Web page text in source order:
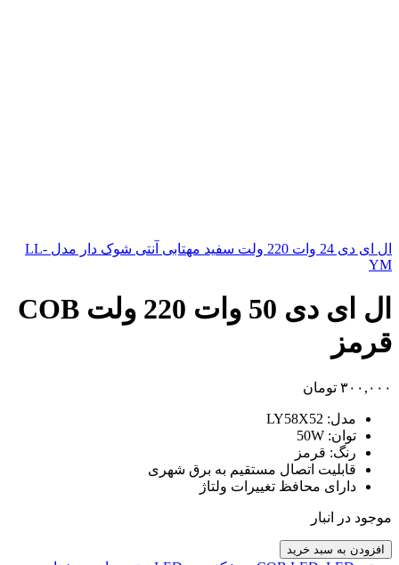
ال ای دی 24 وات 220 ولت سفید مهتابی آنتی شوک دار مدل LL-
YM
ال ای دی 50 وات 220 ولت COB
قرمز
۳۰۰,۰۰۰ تومان
مدل: LY58X52
توان: 50W
رنگ: قرمز
قابلیت اتصال مستقیم به برق شهری
دارای محافظ تغییرات ولتاژ
موجود در انبار
الافزودن به سبد خرید